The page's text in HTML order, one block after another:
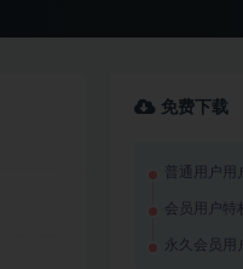
免费下载
普通用户用
会员用户特
永久会员用